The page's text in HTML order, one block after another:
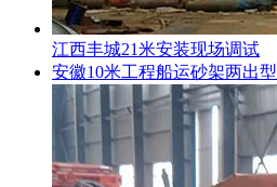
江西丰城21米安装现场调试
安徽10米工程船运砂架两出型